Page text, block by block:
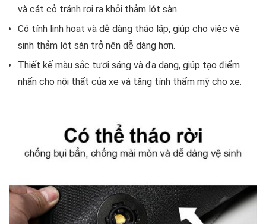
và cát cỏ tránh rơi ra khỏi thảm lót sàn.
Có tính linh hoạt và dễ dàng tháo lắp, giúp cho việc vệ
sinh thảm lót sàn trở nên dễ dàng hơn.
Thiết kế màu sắc tươi sáng và đa dạng, giúp tạo điểm
nhấn cho nội thất của xe và tăng tính thẩm mỹ cho xe.